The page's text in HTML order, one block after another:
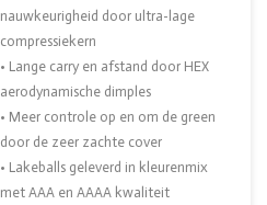
nauwkeurigheid door ultra-lage
compressiekern
• Lange carry en afstand door HEX
aerodynamische dimples
• Meer controle op en om de green
door de zeer zachte cover
• Lakeballs geleverd in kleurenmix
met AAA en AAAA kwaliteit